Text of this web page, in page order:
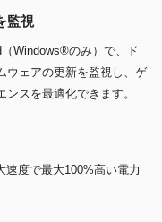
監視
Windows®のみ）で、ド
ウェアの更新を監視し、ゲ
スを最適化できます。
速度で最大100%高い電力